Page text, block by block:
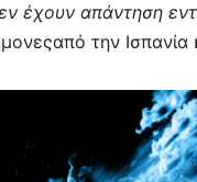
έχουν απάντηση
την Ισπανία